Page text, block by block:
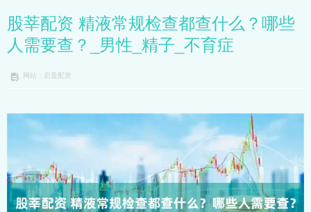
股莘配资 精液常规检查都查什么？哪些
人需要查？_男性_精子_不育症
网站：启盈配资